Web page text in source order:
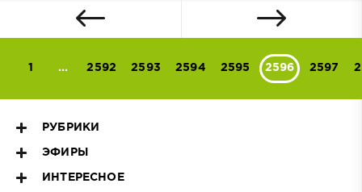
1 ... 2592 2593 2594 2595 2596 2597
РУБРИКИ
ЭФИРЫ
ИНТЕРЕСНОЕ